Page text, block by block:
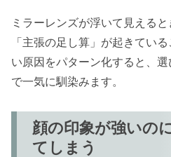
ミラーレンズが浮いて見える
「主張の足し算」が起きてい
い原因をパターン化すると、
で一気に馴染みます。
顔の印象が強いの
てしまう